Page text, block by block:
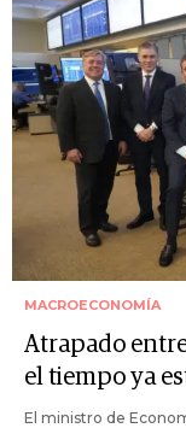
MACROECONOMÍA
Atrapado
el tiempo ya
El ministro de